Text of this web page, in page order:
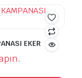
EKER
.